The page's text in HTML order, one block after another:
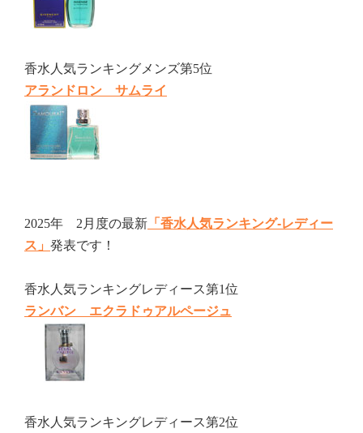
香水人気ランキングメンズ第5位
アランドロン サムライ
2025年 2月度の最新 「香水人気ランキング-レディー
ス」 発表です！
香水人気ランキングレディース第1位
ランバン エクラドゥアルページュ
香水人気ランキングレディース第2位